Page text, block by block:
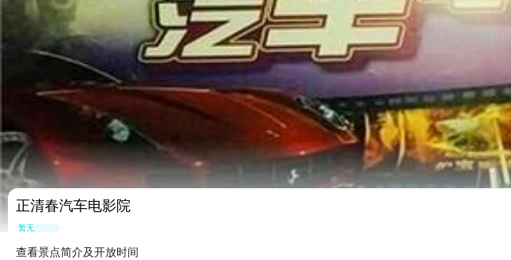
正清春汽车电影院
暂无点评
查看景点简介及开放时间